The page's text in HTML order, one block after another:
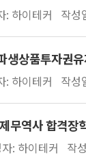
: 하이테커 작성
상품투자권유
: 하이테커 작성
역사 합격장
: 하이테커 작